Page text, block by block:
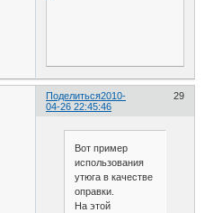
Поделиться 29
2010-
04-26 22:45:46
Вот пример
использования
утюга в качестве
оправки.
На этой